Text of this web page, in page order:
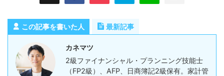
この記事を書いた人 最新記事
カネマツ
2級ファイナンシャル・プランニング技能士
（FP2級）、AFP、日商簿記2級保有。家計管